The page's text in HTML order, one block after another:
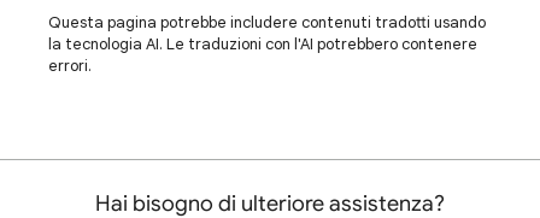
Questa pagina potrebbe includere contenuti tradotti usando
la tecnologia AI. Le traduzioni con l'AI potrebbero contenere
errori.
Hai bisogno di ulteriore assistenza?